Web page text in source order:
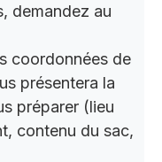
demandez au
coordonnées de
présentera la
préparer (lieu
contenu du sac,